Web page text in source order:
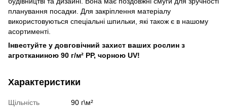
планування посадки. Для закріплення матеріалу
використовуються спеціальні шпильки, які також є в нашому
асортименті.
Інвестуйте у довговічний захист ваших рослин з
агротканиною 90 г/м² PP, чорною UV!
Характеристики
Щільність
90 г\м²